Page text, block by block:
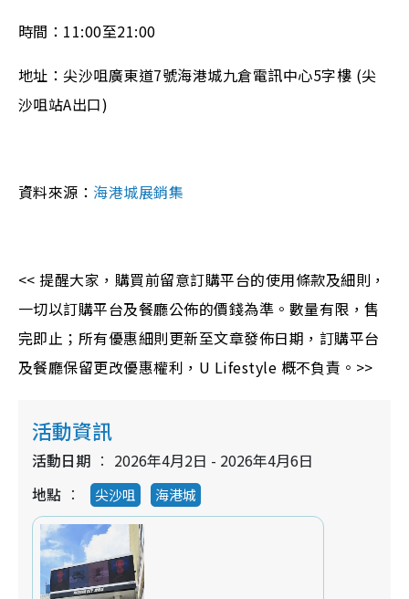
時間：11:00至21:00
地址：尖沙咀廣東道7號海港城九倉電訊中心5字樓 (尖
沙咀站A出口)
資料來源： 海港城展銷集
<< 提醒大家，購買前留意訂購平台的使用條款及細則，
一切以訂購平台及餐廳公佈的價錢為準。數量有限，售
完即止；所有優惠細則更新至文章發佈日期，訂購平台
及餐廳保留更改優惠權利，U Lifestyle 概不負責。>>
活動資訊
活動日期
2026年4月2日 - 2026年4月6日
地點
尖沙咀 海港城